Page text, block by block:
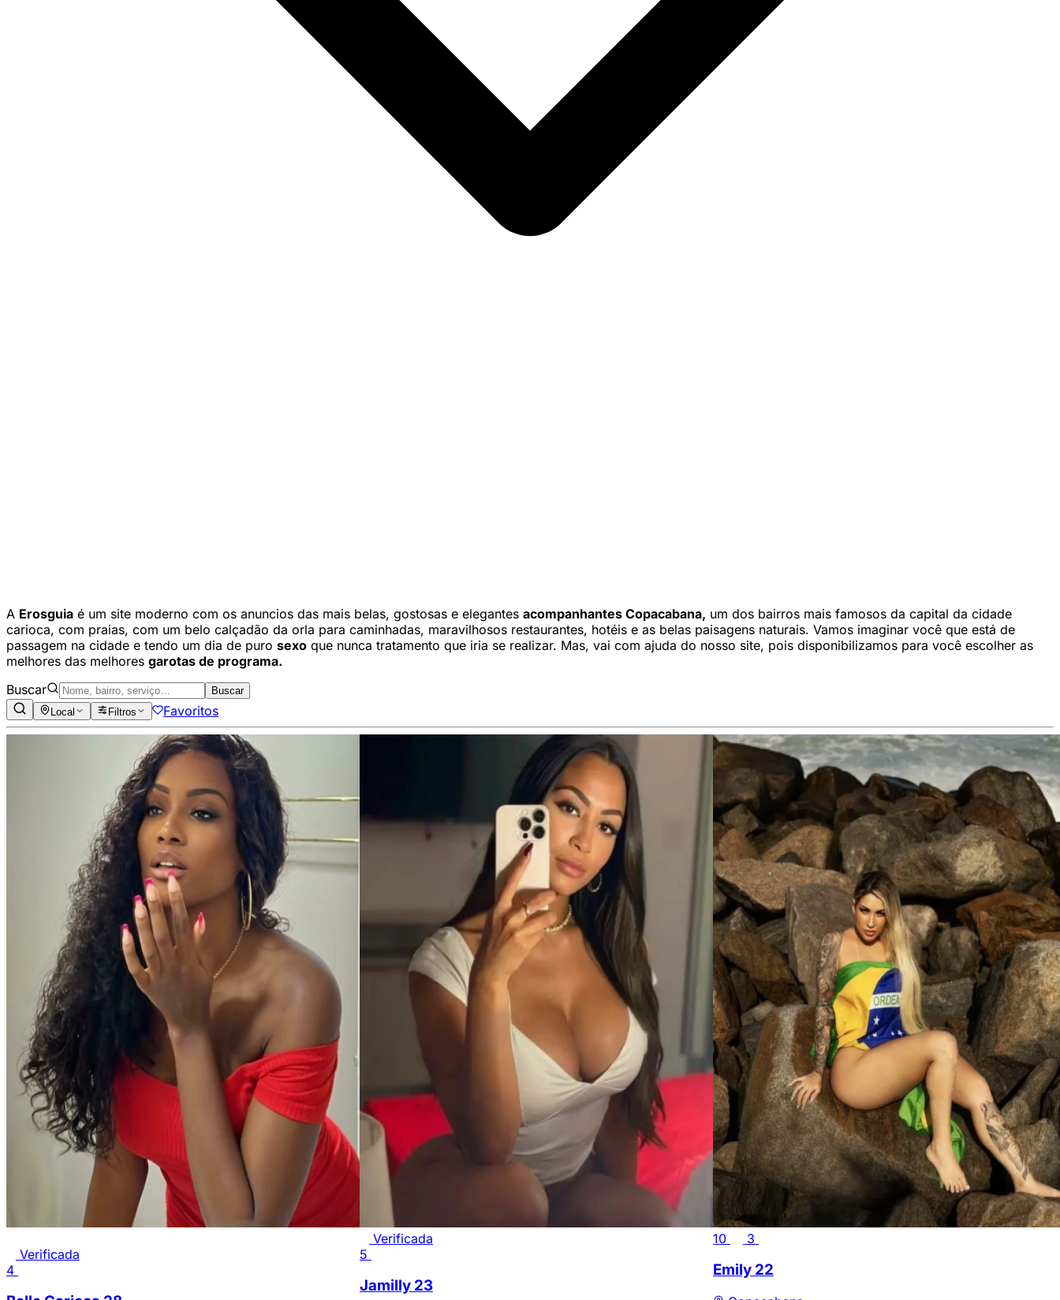
A Erosguia é um site moderno com os anuncios das mais belas, gostosas e elegantes acompanhantes Copacabana, um dos bairros mais famosos da capital da cidade
carioca, com praias, com um belo calçadão da orla para caminhadas, maravilhosos restaurantes, hotéis e as belas paisagens naturais. Vamos imaginar você que está de
passagem na cidade e tendo um dia de puro sexo que nunca tratamento que iria se realizar. Mas, vai com ajuda do nosso site, pois disponibilizamos para você escolher as
melhores das melhores garotas de programa.
Buscar
Buscar
Local
Filtros Favoritos
Verificada
4
Verificada
5
Jamilly 23
10 3
Emily 22